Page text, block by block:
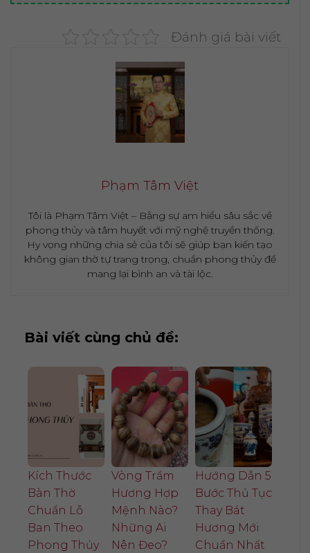
Đánh giá bài viết
Phạm Tâm Việt
Tôi là Phạm Tâm Việt – Bằng sự am hiểu sâu sắc về
phong thủy và tâm huyết với mỹ nghệ truyền thống.
Hy vọng những chia sẻ của tôi sẽ giúp bạn kiến tạo
không gian thờ tự trang trọng, chuẩn phong thủy để
mang lại bình an và tài lộc.
Bài viết cùng chủ đề:
Kích Thước
Bàn Thờ
Chuẩn Lỗ
Ban Theo
Phong Thủy
Vòng Trầm
Hương Hợp
Mệnh Nào?
Những Ai
Nên Đeo?
Hướng Dẫn 5
Bước Thủ Tục
Thay Bát
Hương Mới
Chuẩn Nhất